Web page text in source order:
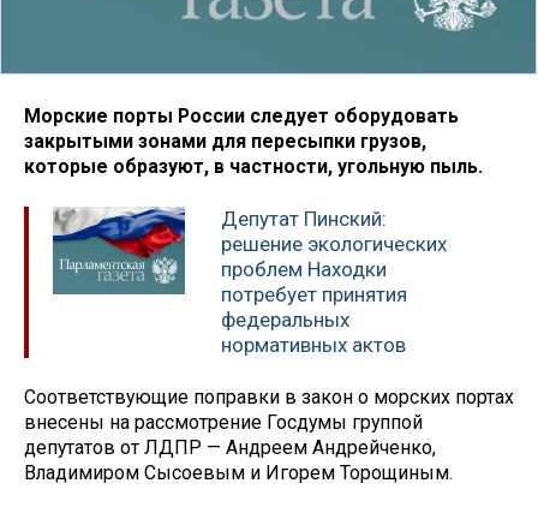
Морские порты России следует оборудовать
закрытыми зонами для пересыпки грузов,
которые образуют, в частности, угольную пыль.
Депутат Пинский:
решение экологических
проблем Находки
потребует принятия
федеральных
нормативных актов
Соответствующие поправки в закон о морских портах
внесены на рассмотрение Госдумы группой
депутатов от ЛДПР — Андреем Андрейченко,
Владимиром Сысоевым и Игорем Торощиным.